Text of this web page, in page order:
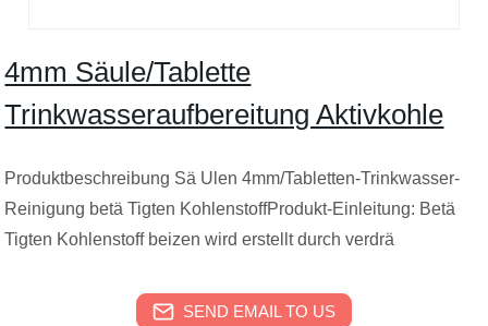
4mm Säule/Tablette
Trinkwasseraufbereitung Aktivkohle
Produktbeschreibung Sä Ulen 4mm/Tabletten-Trinkwasser-
Reinigung betä Tigten KohlenstoffProdukt-Einleitung: Betä
Tigten Kohlenstoff beizen wird erstellt durch verdrä
SEND EMAIL TO US